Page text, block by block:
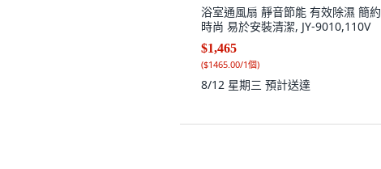
浴室通風扇 靜音節能 有效除濕 簡約
時尚 易於安裝清潔, JY-9010,110V
$1,465
($1465.00/1個)
8/12 星期三 預計送達